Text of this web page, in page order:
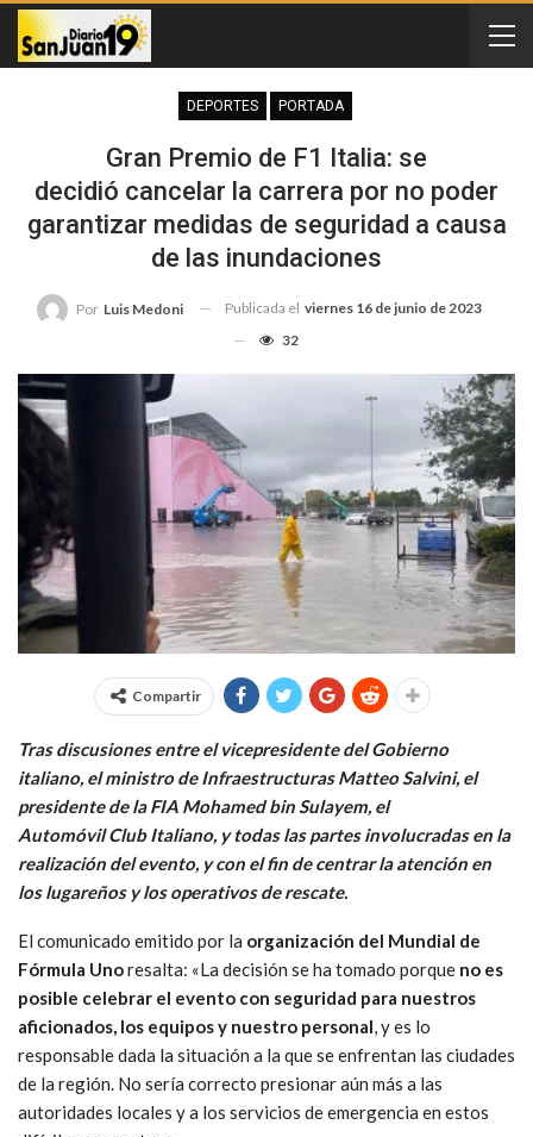
DEPORTES PORTADA
Gran Premio de F1 Italia: se
decidió cancelar la carrera por no poder
garantizar medidas de seguridad a causa
de las inundaciones
Por Luis Medoni Publicada el viernes 16 de junio de 2023
32
Compartir
Tras discusiones entre el vicepresidente del Gobierno
italiano, el ministro de Infraestructuras Matteo Salvini, el
presidente de la FIA Mohamed bin Sulayem, el
Automóvil Club Italiano, y todas las partes involucradas en la
realización del evento, y con el fin de centrar la atención en
los lugareños y los operativos de rescate.
El comunicado emitido por la organización del Mundial de
Fórmula Unoresalta: «La decisión se ha tomado porque no es
posible celebrar el evento con seguridad para nuestros
aficionados, los equipos y nuestro personal, y es lo
responsable dada la situación a la que se enfrentan las ciudades
de la región. No sería correcto presionar aún más a las
autoridades locales y a los servicios de emergencia en estos